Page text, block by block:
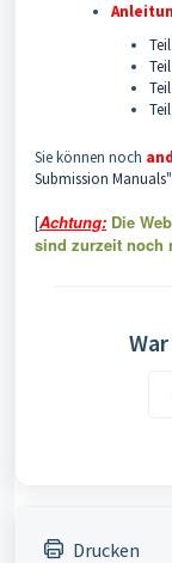
Sie können noch
Submission Manuals
[Achtung: Die
sind zurzeit noch
Drucken